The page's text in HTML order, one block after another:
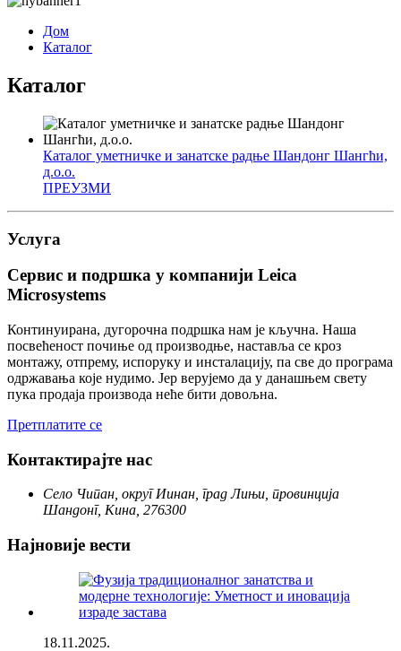
Дом
Каталог
Каталог
Каталог уметничке и занатске радње Шандонг Шангћи,
д.о.о.
ПРЕУЗМИ
Услуга
Сервис и подршка у компанији Leica
Microsystems
Континуирана, дугорочна подршка нам је кључна. Наша
посвећеност почиње од производње, наставља се кроз
монтажу, отпрему, испоруку и инсталацију, па све до програма
одржавања које нудимо. Јер верујемо да у данашњем свету
пука продаја производа неће бити довољна.
Претплатите се
Контактирајте нас
Село Чипан, округ Иинан, град Лињи, провинција
Шандонг, Кина, 276300
Најновије вести
18.11.2025.